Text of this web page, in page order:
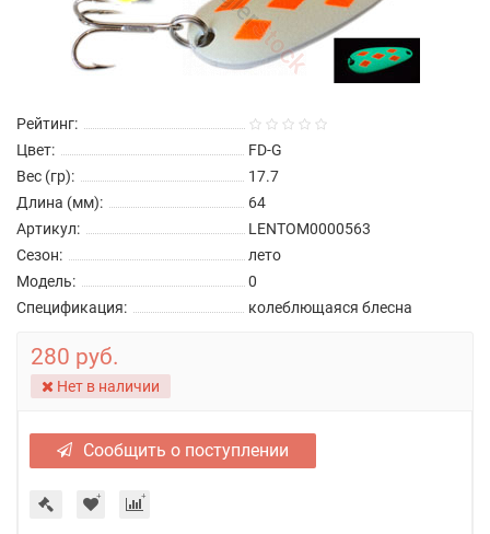
Рейтинг:
Цвет:
FD-G
Вес (гр):
17.7
Длина (мм):
64
Артикул:
LENTOM0000563
Сезон:
лето
Модель:
0
Спецификация:
колеблющаяся блесна
280 руб.
Нет в наличии
Сообщить о поступлении